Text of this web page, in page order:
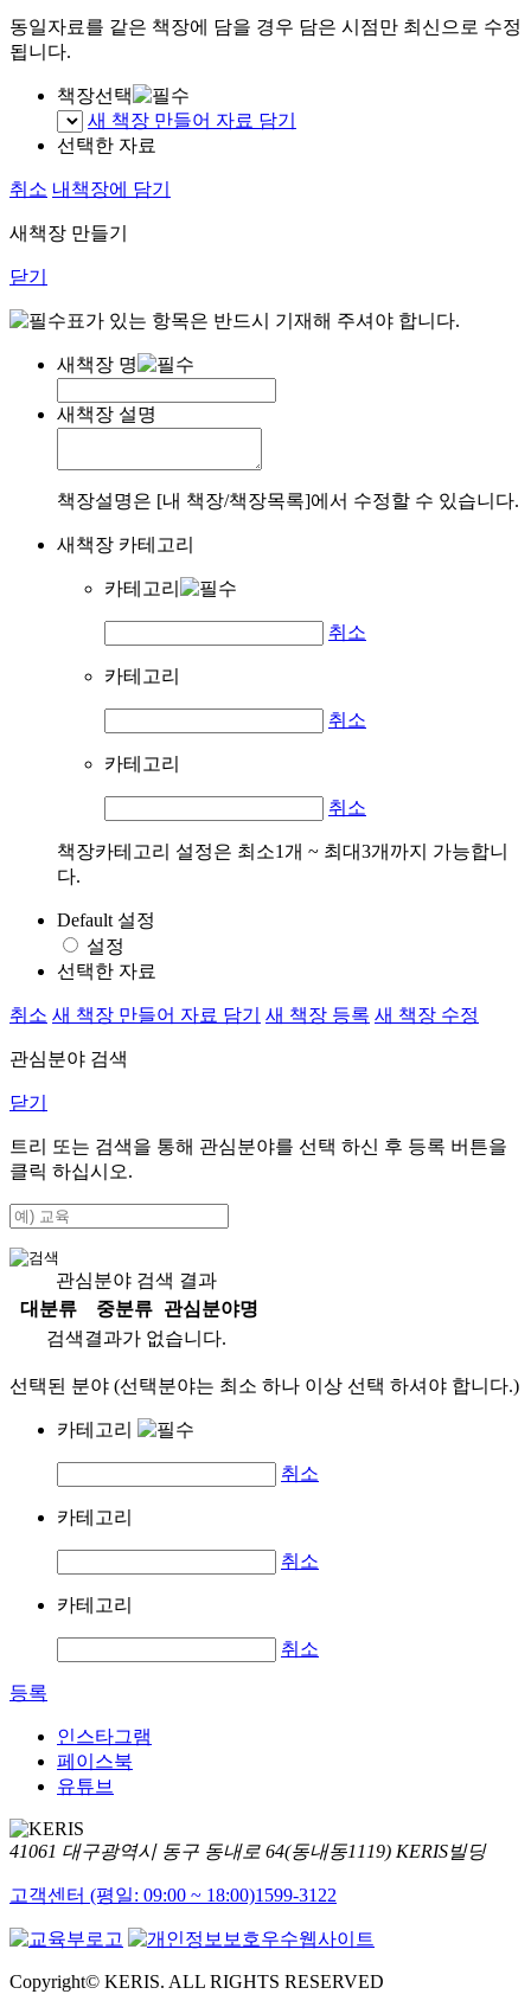
동일자료를 같은 책장에 담을 경우 담은 시점만 최신으로 수정
됩니다.
책장선택
새 책장 만들어 자료 담기
선택한 자료
취소 내책장에 담기
새책장 만들기
닫기
표가 있는 항목은 반드시 기재해 주셔야 합니다.
새책장 명
새책장 설명
책장설명은 [내 책장/책장목록]에서 수정할 수 있습니다.
새책장 카테고리
카테고리
취소
카테고리
취소
카테고리
취소
책장카테고리 설정은 최소1개 ~ 최대3개까지 가능합니
다.
Default 설정
설정
선택한 자료
취소 새 책장 만들어 자료 담기 새 책장 등록 새 책장 수정
관심분야 검색
닫기
트리 또는 검색을 통해 관심분야를 선택 하신 후 등록 버튼을
클릭 하십시오.
관심분야 검색 결과
대분류
중분류
관심분야명
검색결과가 없습니다.
선택된 분야 (선택분야는 최소 하나 이상 선택 하셔야 합니다.)
카테고리
취소
카테고리
취소
카테고리
취소
등록
인스타그램
페이스북
유튜브
41061 대구광역시 동구 동내로 64(동내동1119) KERIS빌딩
고객센터 (평일: 09:00 ~ 18:00)1599-3122
Copyright© KERIS. ALL RIGHTS RESERVED